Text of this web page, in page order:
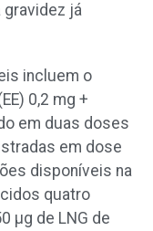
gravidez já
incluem o
0,2 mg +
em duas doses
em dose
disponíveis na
quatro
μg de LNG de